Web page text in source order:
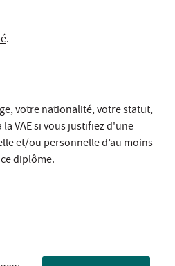
.
votre nationalité, votre statut,
VAE si vous justifiez d'une
et/ou personnelle d’au moins
diplôme.